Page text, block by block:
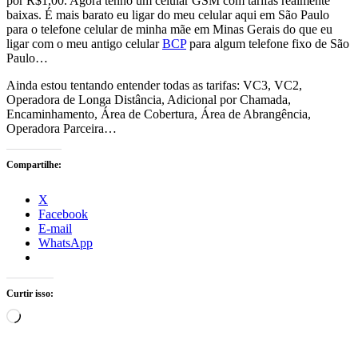
baixas. É mais barato eu ligar do meu celular aqui em São Paulo
para o telefone celular de minha mãe em Minas Gerais do que eu
ligar com o meu antigo celularBCPpara algum telefone fixo de São
Paulo…
Ainda estou tentando entender todas as tarifas: VC3, VC2,
Operadora de Longa Distância, Adicional por Chamada,
Encaminhamento, Área de Cobertura, Área de Abrangência,
Operadora Parceira…
Compartilhe:
X
Facebook
E-mail
WhatsApp
Curtir isso:
Carregando...